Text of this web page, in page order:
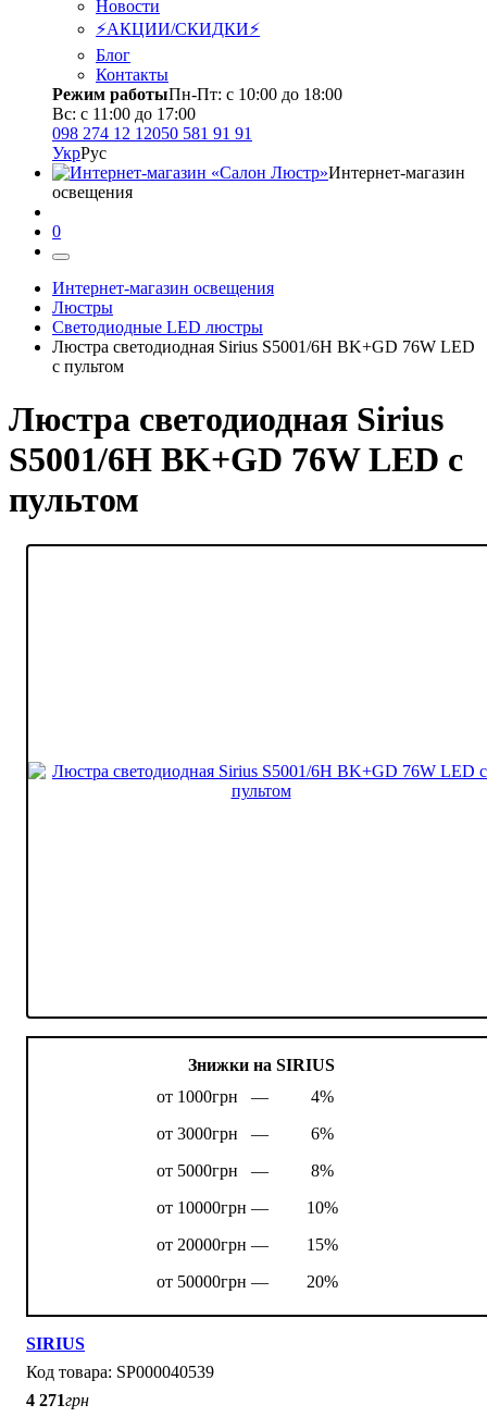
Новости
⚡АКЦИИ/СКИДКИ⚡
Блог
Контакты
Режим работыПн-Пт: с 10:00 до 18:00
Вс: с 11:00 до 17:00
098 274 12 12050 581 91 91
УкрРус
Интернет-магазин
освещения
0
Интернет-магазин освещения
Люстры
Светодиодные LED люстры
Люстра светодиодная Sirius S5001/6Н BK+GD 76W LED
с пультом
Люстра светодиодная Sirius
S5001/6Н BK+GD 76W LED с
пультом
Знижки на SIRIUS
от 1000грн —
4%
от 3000грн —
6%
от 5000грн —
8%
от 10000грн —
10%
от 20000грн —
15%
от 50000грн —
20%
SIRIUS
SP000040539
4 271грн